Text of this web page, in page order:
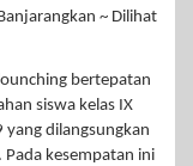
~ Dilihat
bertepatan
siswa kelas IX
yang dilangsungkan
Pada kesempatan ini